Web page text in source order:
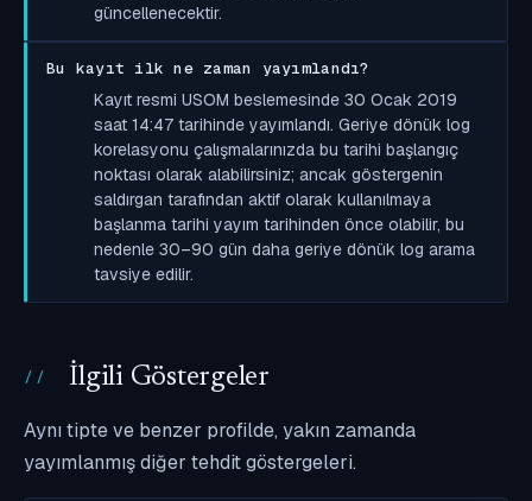
güncellenecektir.
Bu kayıt ilk ne zaman yayımlandı?
Kayıt resmi USOM beslemesinde 30 Ocak 2019
saat 14:47 tarihinde yayımlandı. Geriye dönük log
korelasyonu çalışmalarınızda bu tarihi başlangıç
noktası olarak alabilirsiniz; ancak göstergenin
saldırgan tarafından aktif olarak kullanılmaya
başlanma tarihi yayım tarihinden önce olabilir, bu
nedenle 30–90 gün daha geriye dönük log arama
tavsiye edilir.
İlgili Göstergeler
Aynı tipte ve benzer profilde, yakın zamanda
yayımlanmış diğer tehdit göstergeleri.